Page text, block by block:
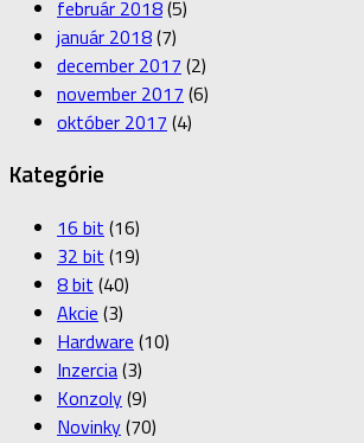
február 2018(5)
január 2018(7)
december 2017 (2)
november 2017 (6)
október 2017 (4)
Kategórie
16 bit (16)
32 bit (19)
8 bit (40)
Akcie (3)
Hardware (10)
Inzercia(3)
Konzoly(9)
Novinky(70)